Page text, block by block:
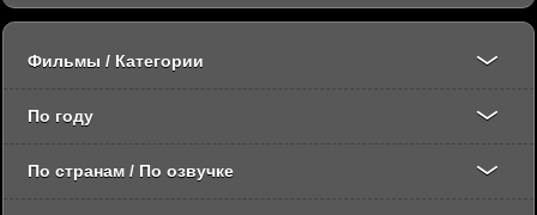
Фильмы / Категории
По году
По странам / По озвучке